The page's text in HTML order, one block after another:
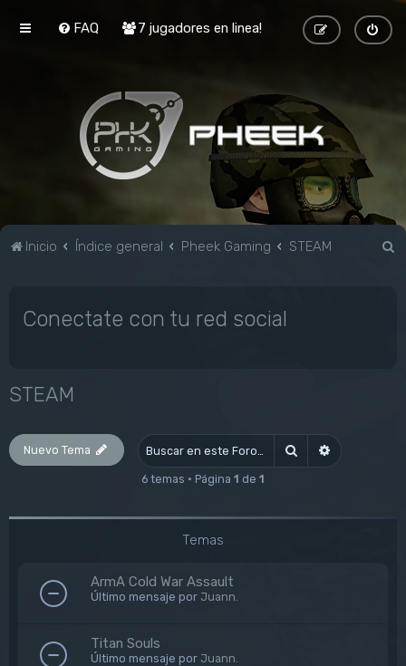
FAQ 7 jugadores en linea!
Inicio Índice general Pheek Gaming STEAM
Conectate con tu red social
STEAM
Nuevo Tema Buscar Búsqueda
6 temas • Página 1 de 1
Temas
ArmA Cold War Assault
Último mensaje por Juann.
Titan Souls
Último mensaje por Juann.